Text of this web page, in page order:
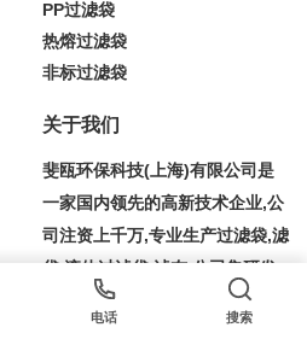
PP过滤袋
热熔过滤袋
非标过滤袋
关于我们
斐瓯环保科技(上海)有限公司是
一家国内领先的高新技术企业,公
司注资上千万,专业生产过滤袋,滤
袋,液体过滤袋,滤布,公司集研发,
设计,生产,销售,服务为一体的过
电话 搜索